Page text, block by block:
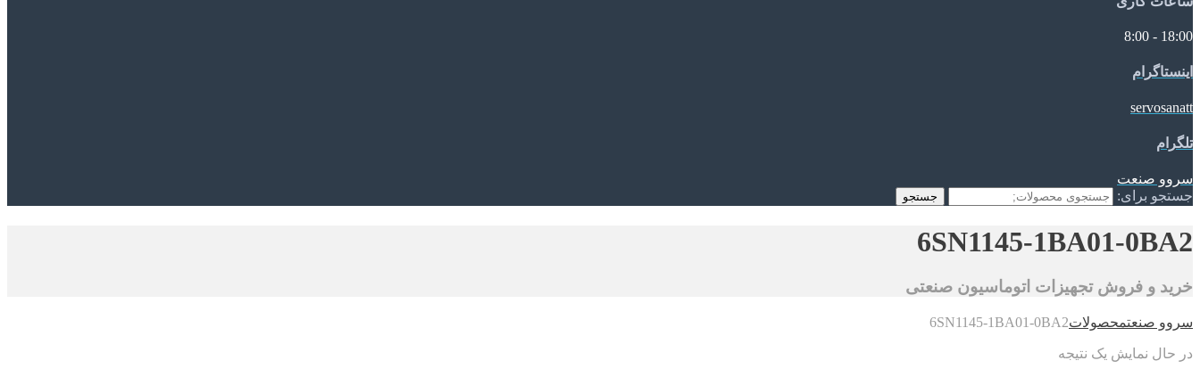
18:00 - 8:00
اینستاگرام
servosanatt
تلگرام
سروو صنعت
جستجو برای:
جستجو
6SN1145-1BA01-0BA2
خرید و فروش تجهیزات اتوماسیون صنعتی
سروو صنعتمحصولات6SN1145-1BA01-0BA2
در حال نمایش یک نتیجه